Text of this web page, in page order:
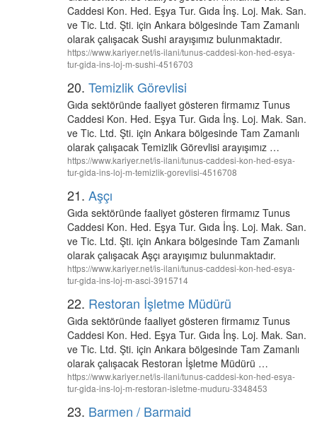
Caddesi Kon. Hed. Eşya Tur. Gıda İnş. Loj. Mak. San.
ve Tic. Ltd. Şti. için Ankara bölgesinde Tam Zamanlı
olarak çalışacak Sushi arayışımız bulunmaktadır.
https://www.kariyer.net/is-ilani/tunus-caddesi-kon-hed-esya-
tur-gida-ins-loj-m-sushi-4516703
20. Temizlik Görevlisi
Gıda sektöründe faaliyet gösteren firmamız Tunus
Caddesi Kon. Hed. Eşya Tur. Gıda İnş. Loj. Mak. San.
ve Tic. Ltd. Şti. için Ankara bölgesinde Tam Zamanlı
olarak çalışacak Temizlik Görevlisi arayışımız …
https://www.kariyer.net/is-ilani/tunus-caddesi-kon-hed-esya-
tur-gida-ins-loj-m-temizlik-gorevlisi-4516708
21. Aşçı
Gıda sektöründe faaliyet gösteren firmamız Tunus
Caddesi Kon. Hed. Eşya Tur. Gıda İnş. Loj. Mak. San.
ve Tic. Ltd. Şti. için Ankara bölgesinde Tam Zamanlı
olarak çalışacak Aşçı arayışımız bulunmaktadır.
https://www.kariyer.net/is-ilani/tunus-caddesi-kon-hed-esya-
tur-gida-ins-loj-m-asci-3915714
22. Restoran İşletme Müdürü
Gıda sektöründe faaliyet gösteren firmamız Tunus
Caddesi Kon. Hed. Eşya Tur. Gıda İnş. Loj. Mak. San.
ve Tic. Ltd. Şti. için Ankara bölgesinde Tam Zamanlı
olarak çalışacak Restoran İşletme Müdürü …
https://www.kariyer.net/is-ilani/tunus-caddesi-kon-hed-esya-
tur-gida-ins-loj-m-restoran-isletme-muduru-3348453
23. Barmen / Barmaid